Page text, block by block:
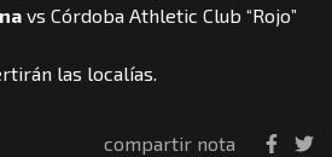
vs Córdoba Athletic Club “Rojo”
las localías.
compartir nota